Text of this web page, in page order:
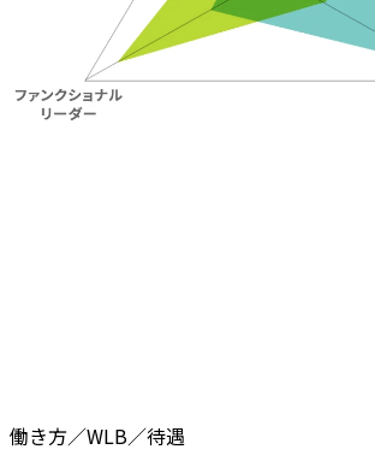
働き方／WLB／待遇